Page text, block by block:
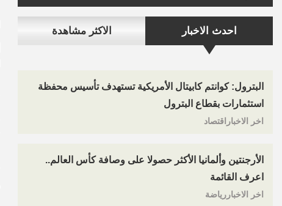
احدث الاخبار الاكثر مشاهدة
البترول: كوانتم كابيتال الأمريكية تستهدف تأسيس محفظة
استثمارات بقطاع البترول
اخر الاخباراقتصاد
الأرجنتين وألمانيا الأكثر حصولا على وصافة كأس العالم..
اعرف القائمة
اخر الاخباررياضة